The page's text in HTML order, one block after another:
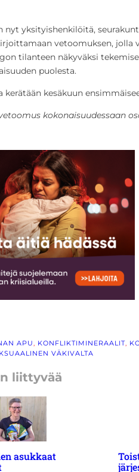
nyt yksityishenkilöitä,
vetoomuksen, jolla
tilanteen näkyväksi
puolesta.
kesäkuun
kokonaisuudessaan
APU, KONFLIKTIMINERAALIT,
VÄKIVALTA
liittyvää
asukkaat